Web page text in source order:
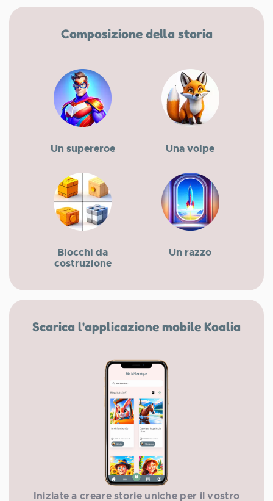
Composizione della storia
Un supereroe Una volpe
Blocchi da
costruzione
Un razzo
Scarica l'applicazione mobile Koalia
Iniziate a creare storie uniche per il vostro